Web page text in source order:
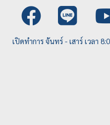
เปิดทำการ จันทร์ - เสาร์ เวลา